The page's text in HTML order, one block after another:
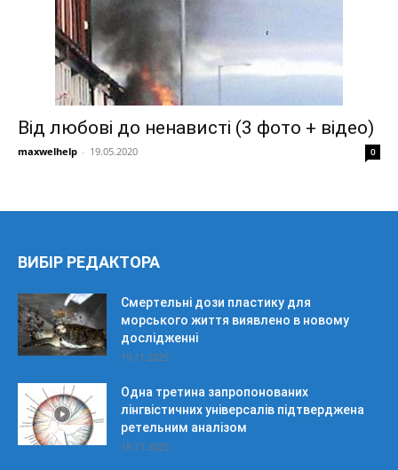
Від любові до ненависті (3 фото + відео)
maxwelhelp - 19.05.2020 0
ВИБІР РЕДАКТОРА
Смертельні дози пластику для
морського життя виявлено в новому
дослідженні
19.11.2025
Одна третина запропонованих
лінгвістичних універсалів підтверджена
ретельним аналізом
18.11.2025